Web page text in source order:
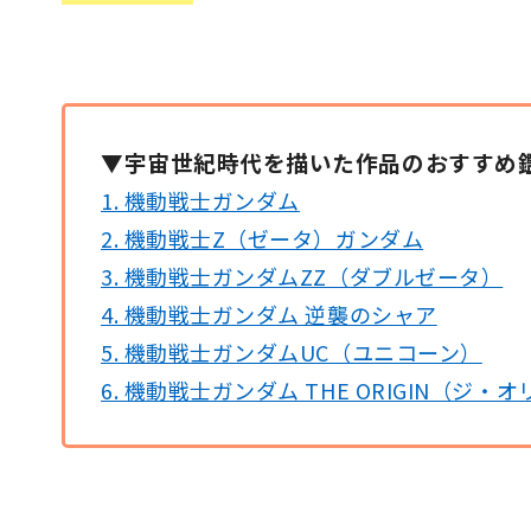
▼宇宙世紀時代を描いた作品のおすすめ
1. 機動戦士ガンダム
2. 機動戦士Z（ゼータ）ガンダム
3. 機動戦士ガンダムZZ（ダブルゼータ）
4. 機動戦士ガンダム 逆襲のシャア
5. 機動戦士ガンダムUC（ユニコーン）
6. 機動戦士ガンダム THE ORIGIN（ジ・オ